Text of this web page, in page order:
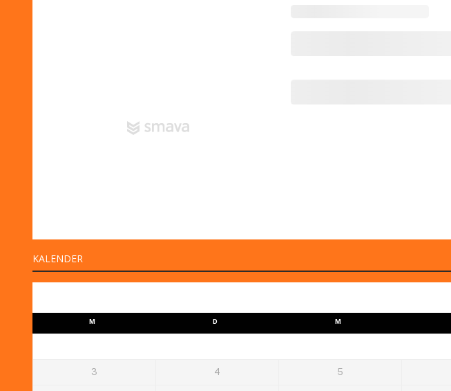
KALENDER
M D M
3 4 5